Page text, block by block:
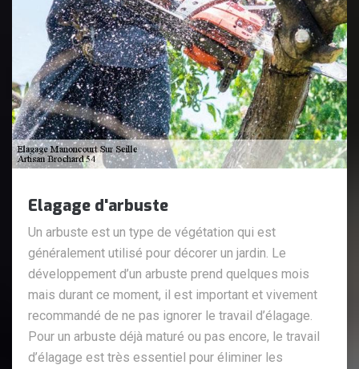
Elagage d'arbuste
Un arbuste est un type de végétation qui est
généralement utilisé pour décorer un jardin. Le
développement d’un arbuste prend quelques mois
mais durant ce moment, il est important et vivement
recommandé de ne pas ignorer le travail d’élagage.
Pour un arbuste déjà maturé ou pas encore, le travail
d’élagage est très essentiel pour éliminer les